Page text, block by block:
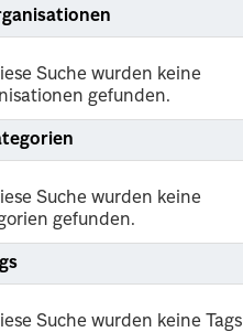
Suche wurden keine
gefunden.
Suche wurden keine
gefunden.
Suche wurden keine Tags